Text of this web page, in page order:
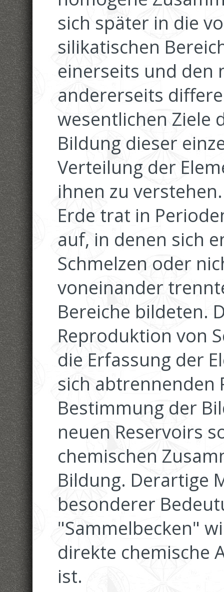
sich später in die
silikatischen
einerseits und den
andererseits
wesentlichen Ziele
Bildung dieser
Verteilung der
ihnen zu
Erde trat in
auf, in denen sich
Schmelzen oder
voneinander
Bereiche bildeten.
Reproduktion von
die Erfassung der
sich abtrennenden
Bestimmung der
neuen Reservoirs
chemischen
Bildung. Derartige
besonderer
"Sammelbecken"
direkte chemische
ist.